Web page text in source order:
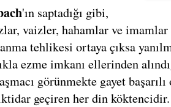
'ın saptadığı gibi,
vaizler, hahamlar ve
tehlikesi ortaya çıksa
ezme imkanı ellerinden
görünmekte gayet
geçiren her din köktencidir.